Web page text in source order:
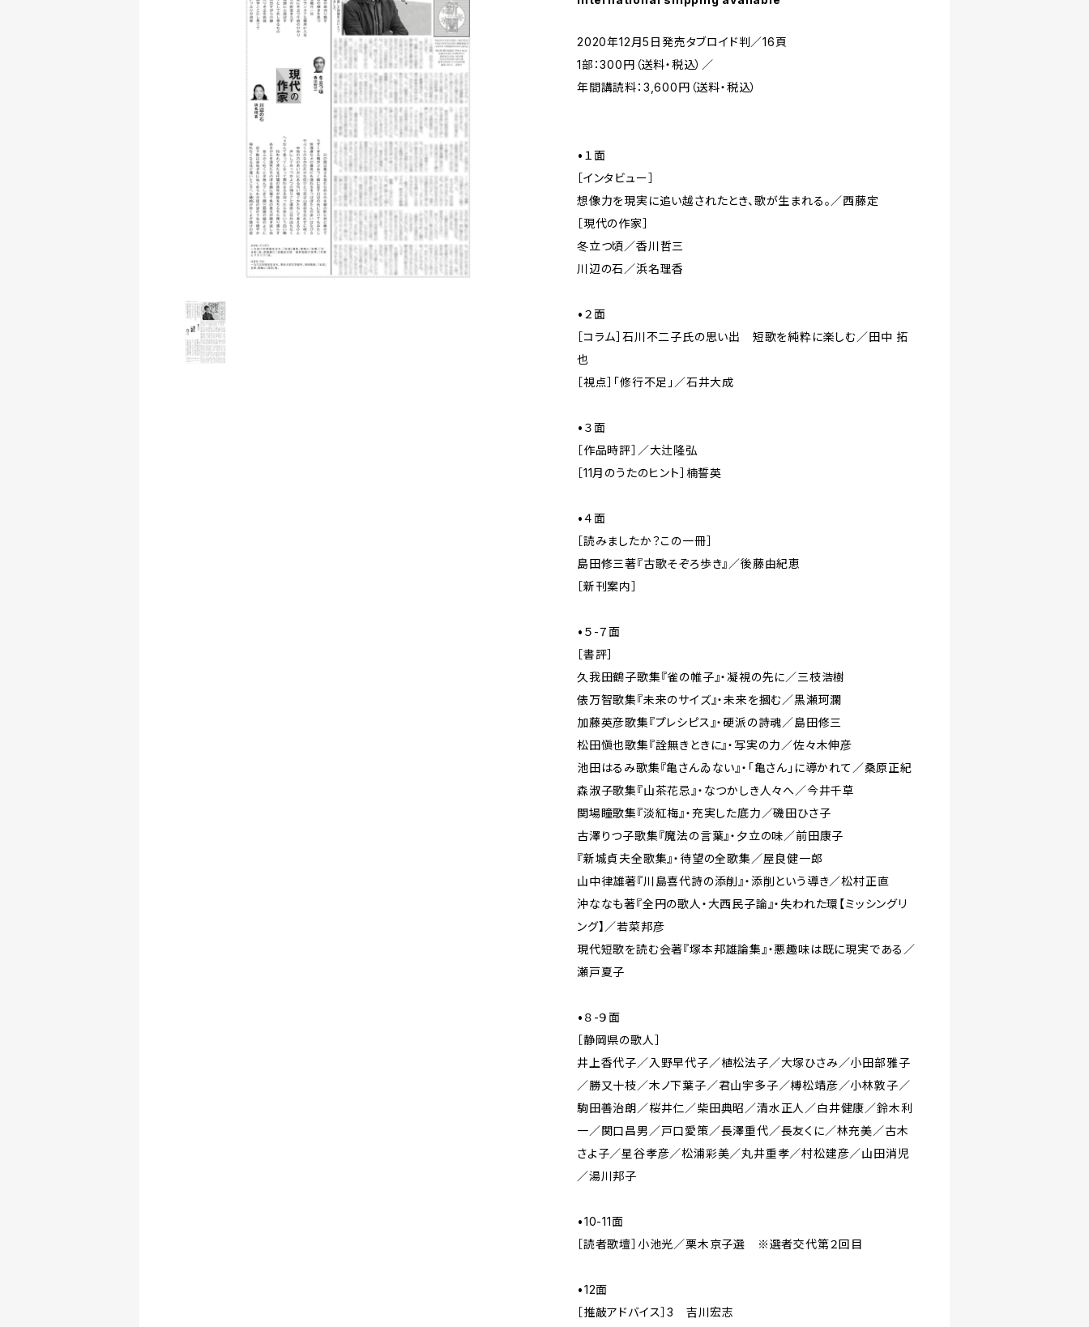
2020年12月5日発売タブロイド判／16頁
1部：300円（送料・税込）／
年間講読料：3,600円（送料・税込）
•１面
［インタビュー］
想像力を現実に追い越されたとき、歌が生まれる。／西藤定
［現代の作家］
冬立つ頃／香川哲三
川辺の石／浜名理香
•２面
［コラム］石川不二子氏の思い出 短歌を純粋に楽しむ／田中 拓
也
［視点］「修行不足」／石井大成
•３面
［作品時評］／大辻隆弘
［11月のうたのヒント］楠誓英
•４面
［読みましたか？この一冊］
島田修三著『古歌そぞろ歩き』／後藤由紀恵
［新刊案内］
•５-７面
［書評］
久我田鶴子歌集『雀の帷子』・凝視の先に／三枝浩樹
俵万智歌集『未来のサイズ』・未来を摑む／黒瀬珂瀾
加藤英彦歌集『プレシピス』・硬派の詩魂／島田修三
松田愼也歌集『詮無きときに』・写実の力／佐々木伸彦
池田はるみ歌集『亀さんゐない』・「亀さん」に導かれて／桑原正紀
森淑子歌集『山茶花忌』・なつかしき人々へ／今井千草
関場瞳歌集『淡紅梅』・充実した底力／磯田ひさ子
古澤りつ子歌集『魔法の言葉』・夕立の味／前田康子
『新城貞夫全歌集』・待望の全歌集／屋良健一郎
山中律雄著『川島喜代詩の添削』・添削という導き／松村正直
沖ななも著『全円の歌人・大西民子論』・失われた環【ミッシングリ
ング】／若菜邦彦
現代短歌を読む会著『塚本邦雄論集』・悪趣味は既に現実である／
瀬戸夏子
•８-９面
［静岡県の歌人］
井上香代子／入野早代子／植松法子／大塚ひさみ／小田部雅子
／勝又十枝／木ノ下葉子／君山宇多子／榑松靖彦／小林敦子／
駒田善治朗／桜井仁／柴田典昭／清水正人／白井健康／鈴木利
一／関口昌男／戸口愛策／長澤重代／長友くに／林充美／古木
さよ子／星谷孝彦／松浦彩美／丸井重孝／村松建彦／山田消児
／湯川邦子
•10-11面
［読者歌壇］小池光／栗木京子選 ※選者交代第２回目
•12面
［推敲アドバイス］3 吉川宏志